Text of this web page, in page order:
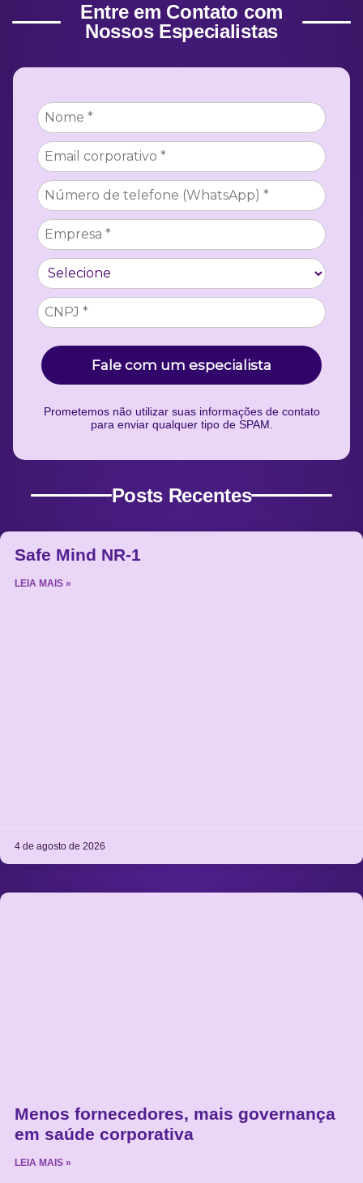
Entre em Contato com
Nossos Especialistas
Fale com um especialista
Prometemos não utilizar suas informações de contato
para enviar qualquer tipo de SPAM.
Posts Recentes
Safe Mind NR-1
LEIA MAIS »
4 de agosto de 2026
Menos fornecedores, mais governança
em saúde corporativa
LEIA MAIS »